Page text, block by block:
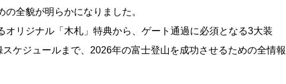
全貌が明らかになりました。
リジナル「木札」特典から、ゲート通過に必須となる3大装
ケジュールまで、2026年の富士登山を成功させるための全情報